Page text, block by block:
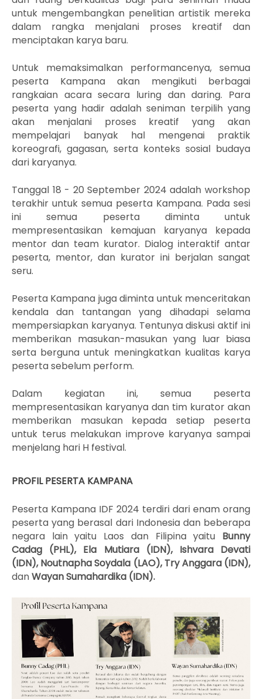
untuk mengembangkan penelitian artistik mereka
dalam rangka menjalani proses kreatif dan
menciptakan karya baru.
Untuk memaksimalkan performancenya, semua
peserta Kampana akan mengikuti berbagai
rangkaian acara secara luring dan daring. Para
peserta yang hadir adalah seniman terpilih yang
akan menjalani proses kreatif yang akan
mempelajari banyak hal mengenai praktik
koreografi, gagasan, serta konteks sosial budaya
dari karyanya.
Tanggal 18 - 20 September 2024 adalah workshop
terakhir untuk semua peserta Kampana. Pada sesi
ini semua peserta diminta untuk
mempresentasikan kemajuan karyanya kepada
mentor dan team kurator. Dialog interaktif antar
peserta, mentor, dan kurator ini berjalan sangat
seru.
Peserta Kampana juga diminta untuk menceritakan
kendala dan tantangan yang dihadapi selama
mempersiapkan karyanya. Tentunya diskusi aktif ini
memberikan masukan-masukan yang luar biasa
serta berguna untuk meningkatkan kualitas karya
peserta sebelum perform.
Dalam kegiatan ini, semua peserta
mempresentasikan karyanya dan tim kurator akan
memberikan masukan kepada setiap peserta
untuk terus melakukan improve karyanya sampai
menjelang hari H festival.
PROFIL PESERTA KAMPANA
Peserta Kampana IDF 2024 terdiri dari enam orang
peserta yang berasal dari Indonesia dan beberapa
negara lain yaitu Laos dan Filipina yaitu Bunny
Cadag (PHL), Ela Mutiara (IDN), Ishvara Devati
(IDN),Noutnapha Soydala (LAO),Try Anggara (IDN),
danWayan Sumahardika (IDN).